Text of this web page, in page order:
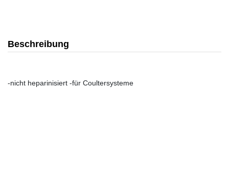
Beschreibung
-nicht heparinisiert -für Coultersysteme